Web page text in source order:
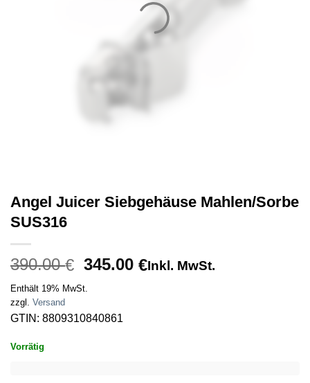
Angel Juicer Siebgehäuse Mahlen/Sorbe
SUS316
390.00€ Ursprünglicher
war:
390.00 €
345.00€Aktueller
Inkl. MwSt.
Enthält 19% MwSt.
zzgl. Versand
GTIN: 8809310840861
Vorrätig